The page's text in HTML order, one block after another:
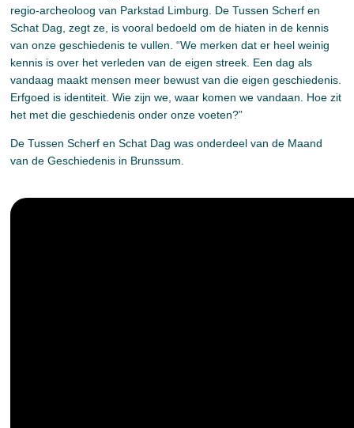
regio-archeoloog van Parkstad Limburg. De Tussen Scherf en
Schat Dag, zegt ze, is vooral bedoeld om de hiaten in de kennis
van onze geschiedenis te vullen. “We merken dat er heel weinig
kennis is over het verleden van de eigen streek. Een dag als
vandaag maakt mensen meer bewust van die eigen geschiedenis.
Erfgoed is identiteit. Wie zijn we, waar komen we vandaan. Hoe zit
het met die geschiedenis onder onze voeten?”
De Tussen Scherf en Schat Dag was onderdeel van de Maand
van de Geschiedenis in Brunssum.